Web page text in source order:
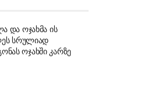
და ოჯახმა ის
სრულიად
ოჯახში კარზე